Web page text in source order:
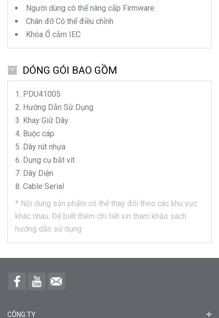
Người dùng có thể nâng cấp Firmware
Chân đỡ Có thể điều chỉnh
Khóa Ổ cắm IEC
DÓNG GÓI BAO GỒM
PDU41005
Hướng Dẫn Sử Dụng
Khay Giữ Dây
Buộc cáp
Dây rút nhựa
Dụng cụ bắt vít
Dây Diện
Cable Serial
* Nội dung sản phẩm có thể thay đổi theo các khu vực
khác nhau. Để biết thêm chi tiết xin tham khảo sách
hướng dẫn sử dụng
CÔNG TY